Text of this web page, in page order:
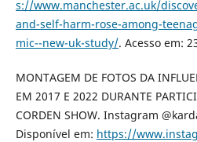
s://www.manchester.ac.uk/
and-self-harm-rose-among-
mic--new-uk-study/. Acesso em:
MONTAGEM DE FOTOS DA
EM 2017 E 2022 DURANTE
CORDEN SHOW. Instagram
Disponível em: https://